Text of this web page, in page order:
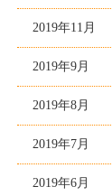
2019年11月
2019年9月
2019年8月
2019年7月
2019年6月